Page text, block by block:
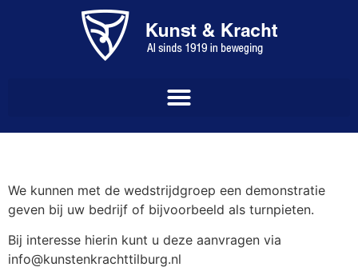
We kunnen met de wedstrijdgroep een demonstratie
geven bij uw bedrijf of bijvoorbeeld als turnpieten.
Bij interesse hierin kunt u deze aanvragen via
info@kunstenkrachttilburg.nl